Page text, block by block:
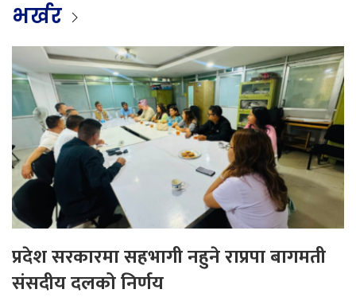
भर्खर
प्रदेश सरकारमा सहभागी नहुने राप्रपा बागमती
संसदीय दलको निर्णय